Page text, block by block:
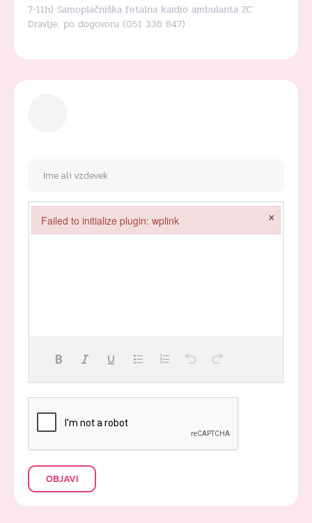
7-11h) Samoplačniška fetalna kardio ambulanta ZC
Dravlje: po dogovoru (051 336 847)
OBJAVI
Failed to initialize plugin: wplink ×
Failed to initialize plugin: wplink